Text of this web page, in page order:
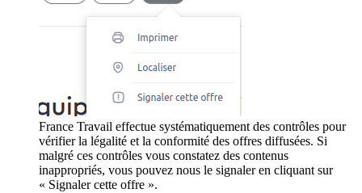
France Travail effectue systématiquement des contrôles pour
vérifier la légalité et la conformité des offres diffusées. Si
malgré ces contrôles vous constatez des contenus
inappropriés, vous pouvez nous le signaler en cliquant sur
« Signaler cette offre ».